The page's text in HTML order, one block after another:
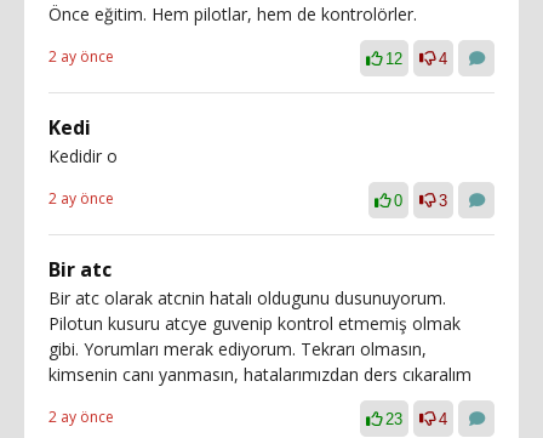
Önce eğitim. Hem pilotlar, hem de kontrolörler.
2 ay önce 12 4
Kedi
Kedidir o
2 ay önce 0 3
Bir atc
Bir atc olarak atcnin hatalı oldugunu dusunuyorum.
Pilotun kusuru atcye guvenip kontrol etmemiş olmak
gibi. Yorumları merak ediyorum. Tekrarı olmasın,
kimsenin canı yanmasın, hatalarımızdan ders cıkaralım
2 ay önce 23 4